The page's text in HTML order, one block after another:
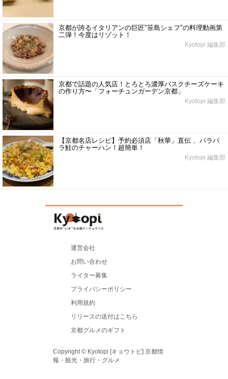
京都が誇るイタリアンの巨匠"笹島シェフ"の料理動画第
二弾！今度はリゾット！
Kyotopi 編集部
京都で話題の人気店！とろとろ濃厚バスクチーズケーキ
の作り方〜「フォーチュンガーデン京都」
Kyotopi 編集部
【京都名店レシピ】予約必須店「秋華」直伝 、パラパ
ラ鮭のチャーハン！超簡単！
Kyotopi 編集部
運営会社
お問い合わせ
ライター募集
プライバシーポリシー
利用規約
リリースの送付はこちら
京都グルメのギフト
Copyright © Kyotopi [キョウトピ] 京都情
報・観光・旅行・グルメ